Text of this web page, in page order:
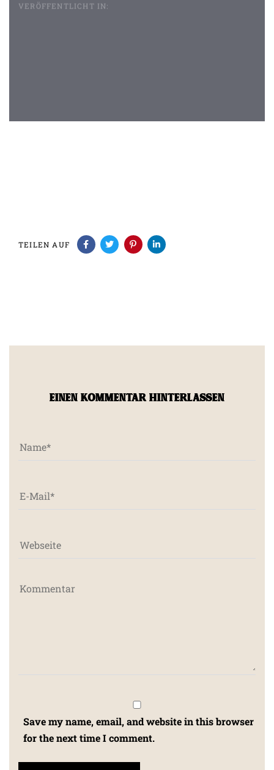
VERÖFFENTLICHT IN:
TEILEN AUF
EINEN KOMMENTAR HINTERLASSEN
Save my name, email, and website in this browser
for the next time I comment.